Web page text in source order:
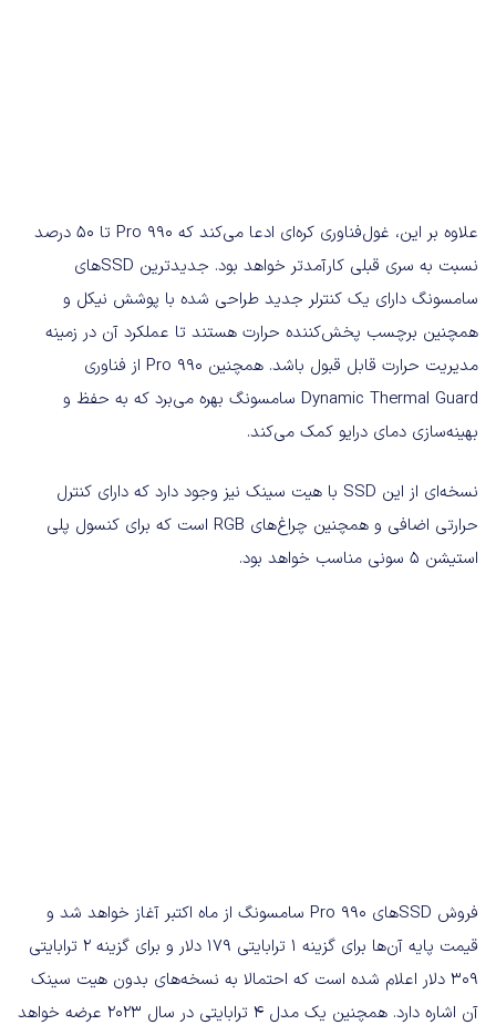
علاوه بر این، غول‌فناوری کره‌ای ادعا می‌کند که Pro 990 تا 50 درصد
نسبت به سری قبلی کارآمدتر خواهد بود. جدیدترین SSDهای
سامسونگ دارای یک کنترلر جدید طراحی شده با پوشش نیکل و
همچنین برچسب پخش‌کننده حرارت هستند تا عملکرد آن در زمینه
مدیریت حرارت قابل قبول باشد. همچنین 990 Pro از فناوری
Dynamic Thermal Guard سامسونگ بهره می‌برد که به حفظ و
بهینه‌سازی دمای درایو کمک می‌کند.
نسخه‌ای از این SSD با هیت سینک نیز وجود دارد که دارای کنترل
حرارتی اضافی و همچنین چراغ‌های RGB است که برای کنسول پلی
استیشن 5 سونی مناسب خواهد بود.
فروش SSDهای Pro 990 سامسونگ از ماه اکتبر آغاز خواهد شد و
قیمت پایه آن‌ها برای گزینه 1 ترابایتی 179 دلار و برای گزینه 2 ترابایتی
309 دلار اعلام شده است که احتمالا به نسخه‌های بدون هیت سینک
آن اشاره دارد. همچنین یک مدل 4 ترابایتی در سال 2023 عرضه خواهد